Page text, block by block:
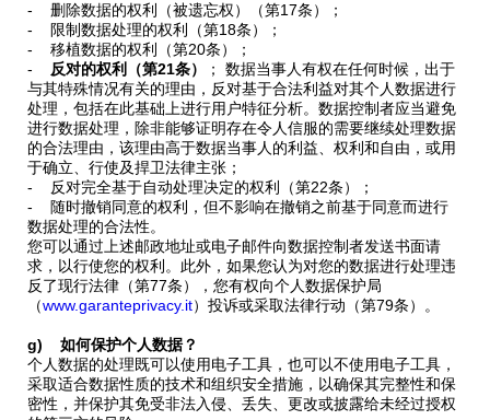
- 删除数据的权利（被遗忘权）（第17条）；
- 限制数据处理的权利（第18条）；
- 移植数据的权利（第20条）；
-
反对的权利（第21条）
； 数据当事人有权在任何时候，出于
与其特殊情况有关的理由，反对基于合法利益对其个人数据进行
处理，包括在此基础上进行用户特征分析。数据控制者应当避免
进行数据处理，除非能够证明存在令人信服的需要继续处理数据
的合法理由，该理由高于数据当事人的利益、权利和自由，或用
于确立、行使及捍卫法律主张；
- 反对完全基于自动处理决定的权利（第22条）；
- 随时撤销同意的权利，但不影响在撤销之前基于同意而进行
数据处理的合法性。
您可以通过上述邮政地址或电子邮件向数据控制者发送书面请
求，以行使您的权利。此外，如果您认为对您的数据进行处理违
反了现行法律（第77条），您有权向个人数据保护局
（www.garanteprivacy.it）投诉或采取法律行动（第79条）。
g) 如何保护个人数据？
个人数据的处理既可以使用电子工具，也可以不使用电子工具，
采取适合数据性质的技术和组织安全措施，以确保其完整性和保
密性，并保护其免受非法入侵、丢失、更改或披露给未经过授权